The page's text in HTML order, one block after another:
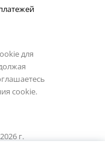
для
cookie.
г.